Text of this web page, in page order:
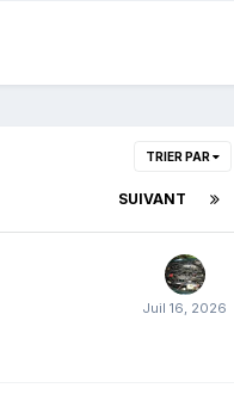
TRIER PAR
SUIVANT